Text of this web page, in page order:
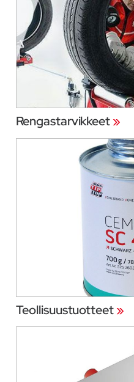
Rengastarvikkeet»
Teollisuustuotteet»